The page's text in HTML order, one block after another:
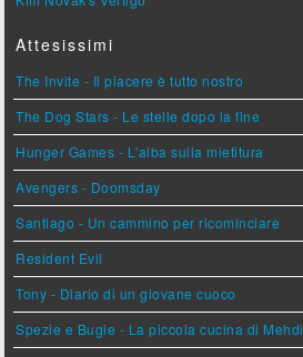
Attesissimi
The Invite - Il piacere è tutto nostro
The Dog Stars - Le stelle dopo la fine
Hunger Games - L'alba sulla mietitura
Avengers - Doomsday
Santiago - Un cammino per ricominciare
Resident Evil
Tony - Diario di un giovane cuoco
Spezie e Bugie - La piccola cucina di Mehdi